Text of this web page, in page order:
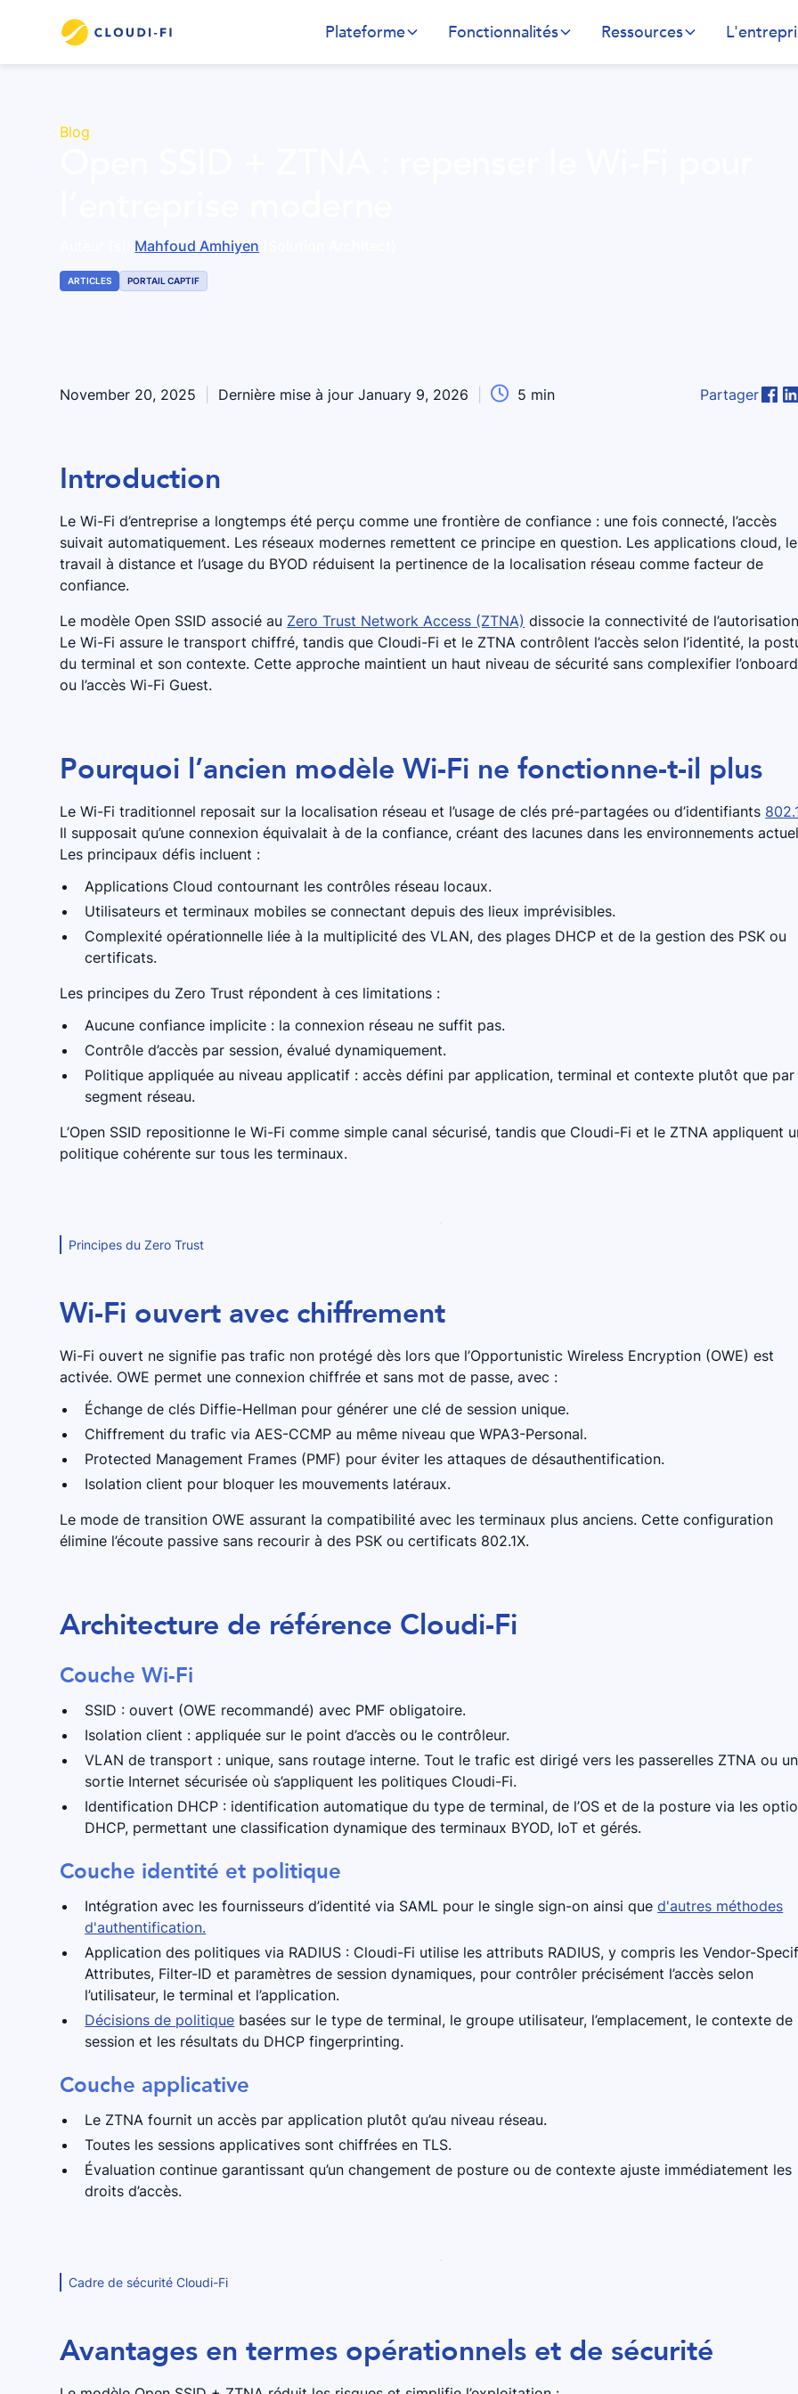
Plateforme Fonctionnalités Ressources
Blog
Mahfoud Amhiyen
ARTICLES PORTAIL CAPTIF
November 20, 2025 Dernière mise à jourJanuary 9, 2026 | 5 min Partager
Introduction
Le Wi-Fi d’entreprise a longtemps été perçu comme une frontière de confiance : une fois connecté, l’accès
suivait automatiquement. Les réseaux modernes remettent ce principe en question. Les applications cloud, le
travail à distance et l’usage du BYOD réduisent la pertinence de la localisation réseau comme facteur de
confiance.
Le modèle Open SSID associé au Zero Trust Network Access (ZTNA) dissocie la connectivité de
Le Wi-Fi assure le transport chiffré, tandis que Cloudi-Fi et le ZTNA contrôlent l’accès selon l’identité, la
du terminal et son contexte. Cette approche maintient un haut niveau de sécurité sans complexifier
ou l’accès Wi-Fi Guest.
Pourquoi l’ancien modèle Wi-Fi ne fonctionne-t-il plus
Le Wi-Fi traditionnel reposait sur la localisation réseau et l’usage de clés pré-partagées ou d’identifiants
Il supposait qu’une connexion équivalait à de la confiance, créant des lacunes dans les environnements
Les principaux défis incluent :
Applications Cloud contournant les contrôles réseau locaux.
Utilisateurs et terminaux mobiles se connectant depuis des lieux imprévisibles.
Complexité opérationnelle liée à la multiplicité des VLAN, des plages DHCP et de la gestion des PSK ou
certificats.
Les principes du Zero Trust répondent à ces limitations :
Aucune confiance implicite : la connexion réseau ne suffit pas.
Contrôle d’accès par session, évalué dynamiquement.
Politique appliquée au niveau applicatif : accès défini par application, terminal et contexte plutôt que par
segment réseau.
L’Open SSID repositionne le Wi-Fi comme simple canal sécurisé, tandis que Cloudi-Fi et le ZTNA appliquent
politique cohérente sur tous les terminaux.
Principes du Zero Trust
Wi-Fi ouvert avec chiffrement
Wi-Fi ouvert ne signifie pas trafic non protégé dès lors que l’Opportunistic Wireless Encryption (OWE) est
activée. OWE permet une connexion chiffrée et sans mot de passe, avec :
Échange de clés Diffie-Hellman pour générer une clé de session unique.
Chiffrement du trafic via AES-CCMP au même niveau que WPA3-Personal.
Protected Management Frames (PMF) pour éviter les attaques de désauthentification.
Isolation client pour bloquer les mouvements latéraux.
Le mode de transition OWE assurant la compatibilité avec les terminaux plus anciens. Cette configuration
élimine l’écoute passive sans recourir à des PSK ou certificats 802.1X.
Architecture de référence Cloudi-Fi
Couche Wi-Fi
SSID : ouvert (OWE recommandé) avec PMF obligatoire.
Isolation client : appliquée sur le point d’accès ou le contrôleur.
VLAN de transport : unique, sans routage interne. Tout le trafic est dirigé vers les passerelles ZTNA ou
sortie Internet sécurisée où s’appliquent les politiques Cloudi-Fi.
Identification DHCP : identification automatique du type de terminal, de l’OS et de la posture via les
DHCP, permettant une classification dynamique des terminaux BYOD, IoT et gérés.
Couche identité et politique
Intégration avec les fournisseurs d’identité via SAML pour le single sign-on ainsi qued'autres méthodes
d'authentification.
Application des politiques via RADIUS : Cloudi-Fi utilise les attributs RADIUS, y compris les Vendor-
Attributes, Filter-ID et paramètres de session dynamiques, pour contrôler précisément l’accès selon
l’utilisateur, le terminal et l’application.
Décisions de politique basées sur le type de terminal, le groupe utilisateur, l’emplacement, le contexte de
session et les résultats du DHCP fingerprinting.
Couche applicative
Le ZTNA fournit un accès par application plutôt qu’au niveau réseau.
Toutes les sessions applicatives sont chiffrées en TLS.
Évaluation continue garantissant qu’un changement de posture ou de contexte ajuste immédiatement les
droits d’accès.
Cadre de sécurité Cloudi-Fi
Avantages en termes opérationnels et de sécurité